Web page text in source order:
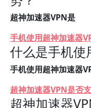
超神加速器VPN是
手机使用超神加速器
什么是手机使
手机使用超神加速器
超神加速器VPN是否
超神加速器